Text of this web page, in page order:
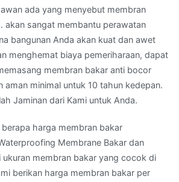
ada yang menyebut membran
akan sangat membantu perawatan
bangunan Anda akan kuat dan awet
menghemat biaya pemeriharaan, dapat
membran bakar anti bocor
aman minimal untuk 10 tahun kedepan.
Jaminan dari Kami untuk Anda.
harga membran bakar
Membrane Bakar dan
ukuran membran bakar yang cocok di
berikan harga membran bakar per